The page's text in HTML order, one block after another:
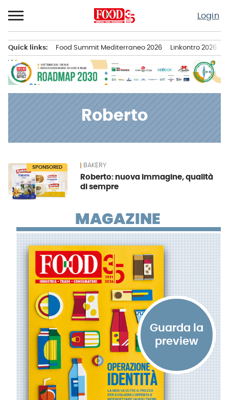
al
contenuto
Login
principale
Quick links: Food Summit Mediterraneo 2026 Linkontro 2026
Roberto
News SPONSORED BAKERY
Roberto: nuova immagine, qualità
di sempre
MAGAZINE